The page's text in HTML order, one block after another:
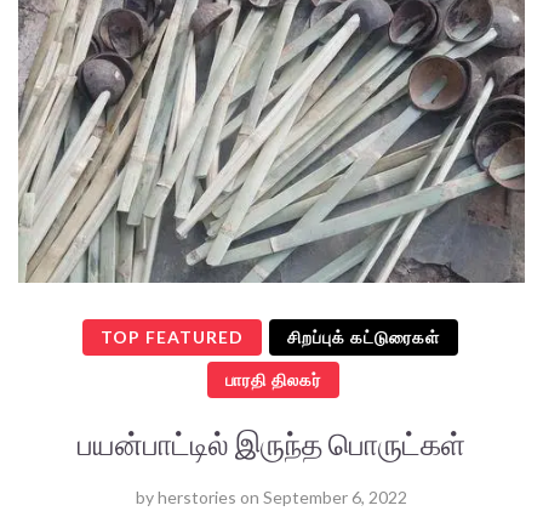
TOP FEATURED சிறப்புக் கட்டுரைகள்
பாரதி திலகர்
பயன்பாட்டில் இருந்த பொருட்கள்
byherstories on September 6, 2022